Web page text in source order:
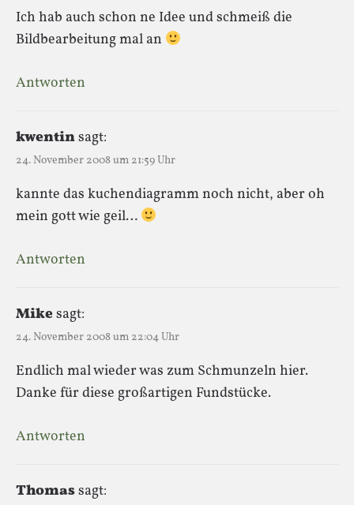
Ich hab auch schon ne Idee und schmeiß die
Bildbearbeitung mal an
Antworten
kwentinsagt:
24. November 2008 um 21:59 Uhr
kannte das kuchendiagramm noch nicht, aber oh
mein gott wie geil…
Antworten
Mikesagt:
24. November 2008 um 22:04 Uhr
Endlich mal wieder was zum Schmunzeln hier.
Danke für diese großartigen Fundstücke.
Antworten
Thomassagt: